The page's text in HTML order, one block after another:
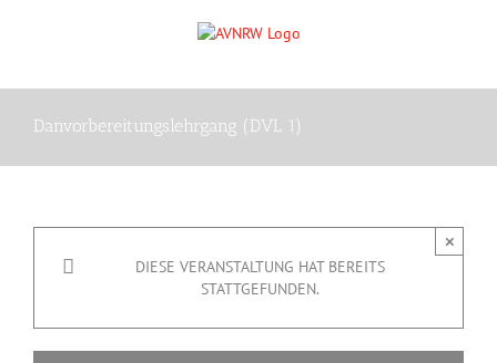
Danvorbereitungslehrgang (DVL 1)
DIESE VERANSTALTUNG HAT BEREITS
STATTGEFUNDEN.
×